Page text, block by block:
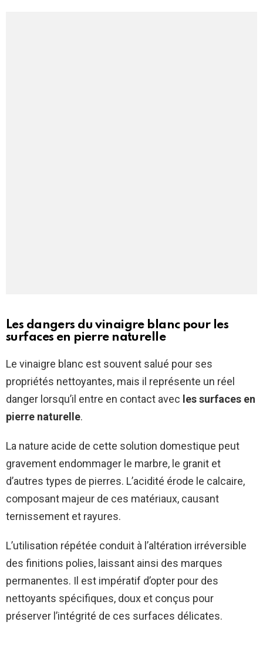
Les dangers du vinaigre blanc pour les
surfaces en pierre naturelle
Le vinaigre blanc est souvent salué pour ses
propriétés nettoyantes, mais il représente un réel
danger lorsqu’il entre en contact avec les surfaces en
pierre naturelle.
La nature acide de cette solution domestique peut
gravement endommager le marbre, le granit et
d’autres types de pierres. L’acidité érode le calcaire,
composant majeur de ces matériaux, causant
ternissement et rayures.
L’utilisation répétée conduit à l’altération irréversible
des finitions polies, laissant ainsi des marques
permanentes. Il est impératif d’opter pour des
nettoyants spécifiques, doux et conçus pour
préserver l’intégrité de ces surfaces délicates.